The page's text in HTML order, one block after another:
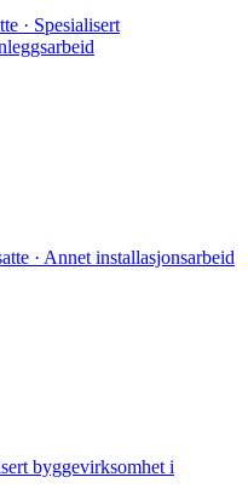
· Spesialisert
· Annet installasjonsarbeid
byggevirksomhet i